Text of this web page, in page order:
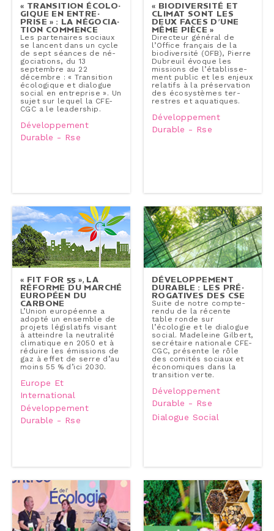
« TRAN­SI­TION ÉCO­LO­
GIQUE EN EN­TRE­
PRISE » : LA NÉ­GO­CIA­
TION COMMENCE
Les par­te­naires sociaux
se lancent dans un cycle
de sept séances de né­
go­cia­tions, du 13
septembre au 22
décembre : « Tran­si­tion
éco­lo­gique et dialogue
social en en­tre­prise ». Un
sujet sur lequel la CFE-
CGC a le lea­der­ship.
Développement
Durable - Rse
« BIO­DI­VER­SI­TÉ ET
CLIMAT SONT LES
DEUX FACES D’UNE
MÊME PIÈCE »
Directeur général de
l’Office français de la
bio­di­ver­si­té (OFB), Pierre
Dubreuil évoque les
missions de l’éta­blis­se­
ment public et les enjeux
relatifs à la pré­ser­va­tion
des éco­sys­tèmes ter­
restres et aqua­tiques.
Développement
Durable - Rse
« FIT FOR 55 », LA
RÉFORME DU MARCHÉ
EUROPÉEN DU
CARBONE
L’Union eu­ro­péenne a
adopté un ensemble de
projets lé­gis­la­tifs visant
à atteindre la neu­tra­li­té
cli­ma­tique en 2050 et à
réduire les émissions de
gaz à effet de serre d’au
moins 55 % d’ici 2030.
Europe Et
International
Développement
Durable - Rse
DÉ­VE­LOP­PE­MENT
DURABLE : LES PRÉ­
RO­GA­TIVES DES CSE
Suite de notre compte-​
rendu de la récente
table ronde sur
l’écologie et le dialogue
social. Madeleine Gilbert,
se­cré­taire nationale CFE-
CGC, présente le rôle
des comités sociaux et
éco­no­miques dans la
tran­si­tion verte.
Développement
Durable - Rse
Dialogue Social